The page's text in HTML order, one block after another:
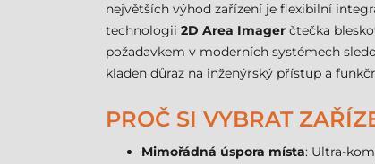
největších výhod zařízení je flexibilní
technologii 2D Area Imager čtečka
požadavkem v moderních systémech
kladen důraz na inženýrský přístup a
PROČ SI VYBRAT
Mimořádná úspora místa: Ultra-